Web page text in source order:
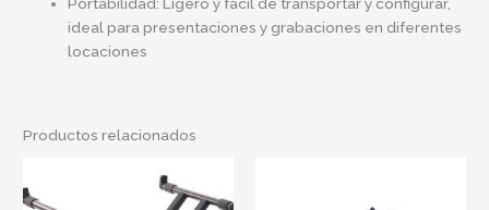
ideal para presentaciones y grabaciones en diferentes
locaciones
Productos relacionados